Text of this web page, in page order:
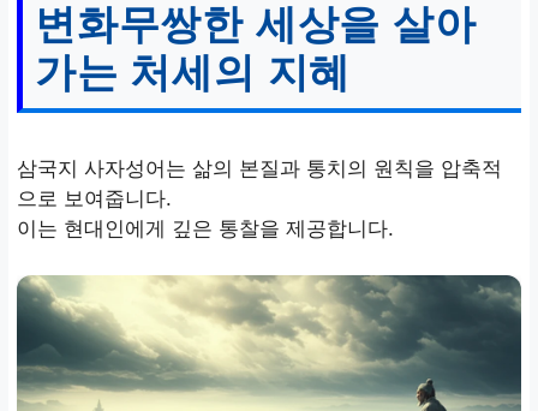
변화무쌍한 세상을 살아
가는 처세의 지혜
삼국지 사자성어는 삶의 본질과 통치의 원칙을 압축적
으로 보여줍니다.
이는 현대인에게 깊은 통찰을 제공합니다.